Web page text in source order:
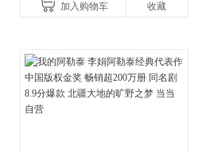
小说代表作加入购物车 收藏